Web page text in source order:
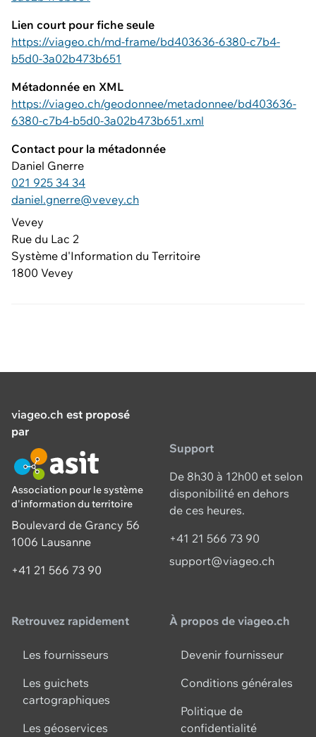
Lien court pour fiche seule
https://viageo.ch/md-frame/bd403636-6380-c7b4-
b5d0-3a02b473b651
Métadonnée en XML
https://viageo.ch/geodonnee/metadonnee/bd403636-
6380-c7b4-b5d0-3a02b473b651.xml
Contact pour la métadonnée
Daniel Gnerre
021 925 34 34
daniel.gnerre@vevey.ch
Vevey
Rue du Lac 2
Système d'Information du Territoire
1800 Vevey
viageo.ch est proposé
par
Association pour le système
d'information du territoire
Boulevard de Grancy 56
1006 Lausanne
+41 21 566 73 90
Support
De 8h30 à 12h00 et selon
disponibilité en dehors
de ces heures.
+41 21 566 73 90
support@viageo.ch
Retrouvez rapidement
Les fournisseurs
Les guichets
cartographiques
Les géoservices
À propos de viageo.ch
Devenir fournisseur
Conditions générales
Politique de
confidentialité